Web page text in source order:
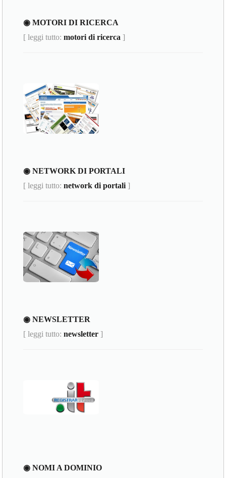
◉ MOTORI DI RICERCA
[ leggi tutto:motori di ricerca ]
◉ NETWORK DI PORTALI
[ leggi tutto:network di portali ]
◉ NEWSLETTER
[ leggi tutto:newsletter ]
◉ NOMI A DOMINIO